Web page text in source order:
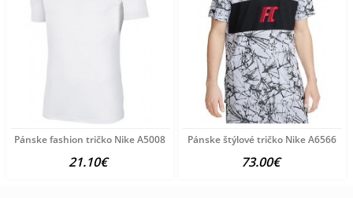
Pánske fashion tričko Nike A5008
21.10€
Pánske štýlové tričko Nike A6566
73.00€